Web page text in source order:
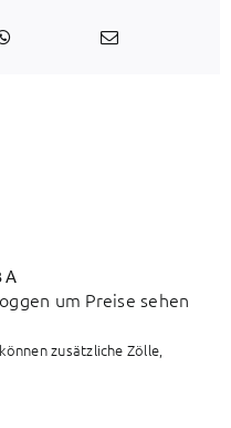
A
um Preise sehen
zusätzliche Zölle,